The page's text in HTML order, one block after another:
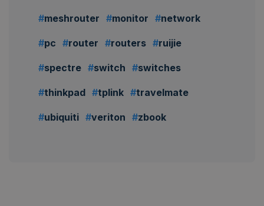
meshrouter monitor network
pc router routers ruijie
spectre switch switches
thinkpad tplink travelmate
ubiquiti veriton zbook